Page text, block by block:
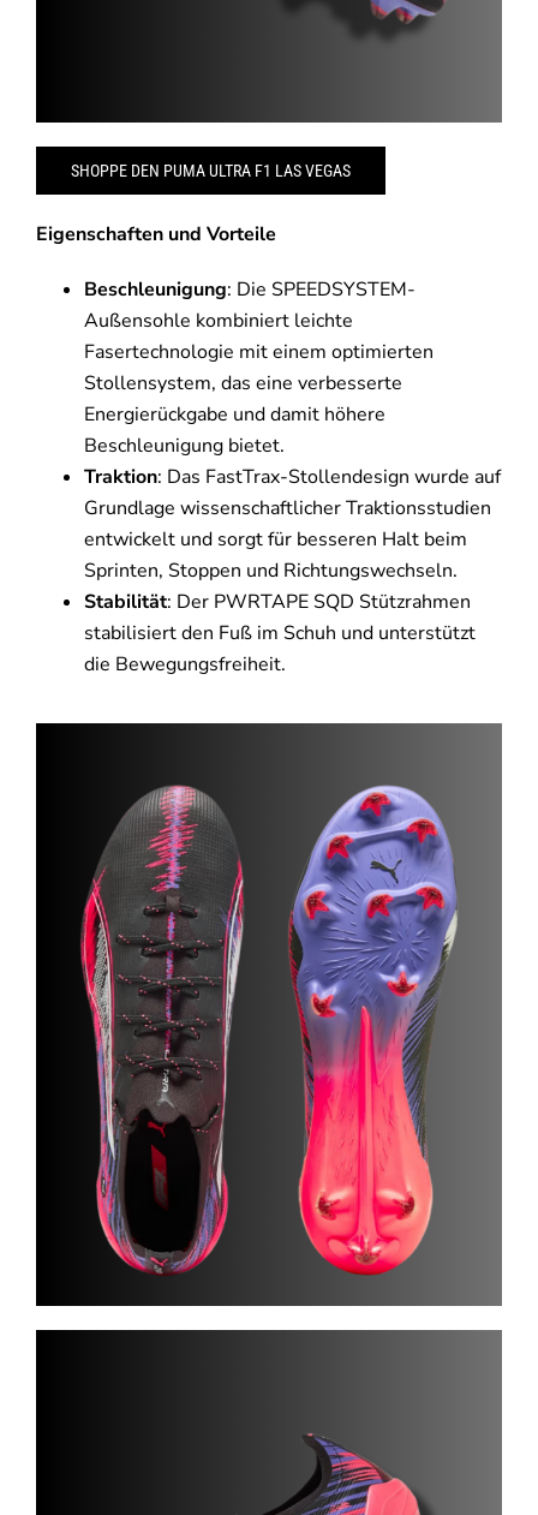
SHOPPE DEN PUMA ULTRA F1 LAS VEGAS
Eigenschaften und Vorteile
Beschleunigung: Die SPEEDSYSTEM-
Außensohle kombiniert leichte
Fasertechnologie mit einem optimierten
Stollensystem, das eine verbesserte
Energierückgabe und damit höhere
Beschleunigung bietet.
Traktion: Das FastTrax-Stollendesign wurde auf
Grundlage wissenschaftlicher Traktionsstudien
entwickelt und sorgt für besseren Halt beim
Sprinten, Stoppen und Richtungswechseln.
Stabilität: Der PWRTAPE SQD Stützrahmen
stabilisiert den Fuß im Schuh und unterstützt
die Bewegungsfreiheit.